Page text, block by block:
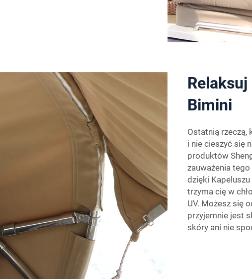
Bimini
Ostatnią rzeczą,
i nie cieszyć się
produktów
zauważenia
dzięki
trzyma cię w
UV. Możesz się
przyjemnie jest
skóry ani nie